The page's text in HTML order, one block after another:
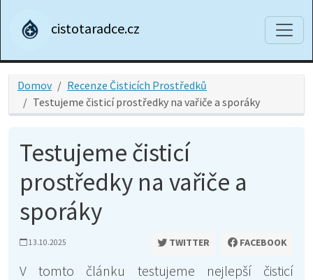
cistotaradce.cz
Domov
Recenze Čisticích Prostředků
Testujeme čisticí prostředky na vařiče a sporáky
Testujeme čisticí
prostředky na vařiče a
sporáky
13.10.2025 TWITTER FACEBOOK
V tomto článku testujeme nejlepší čisticí